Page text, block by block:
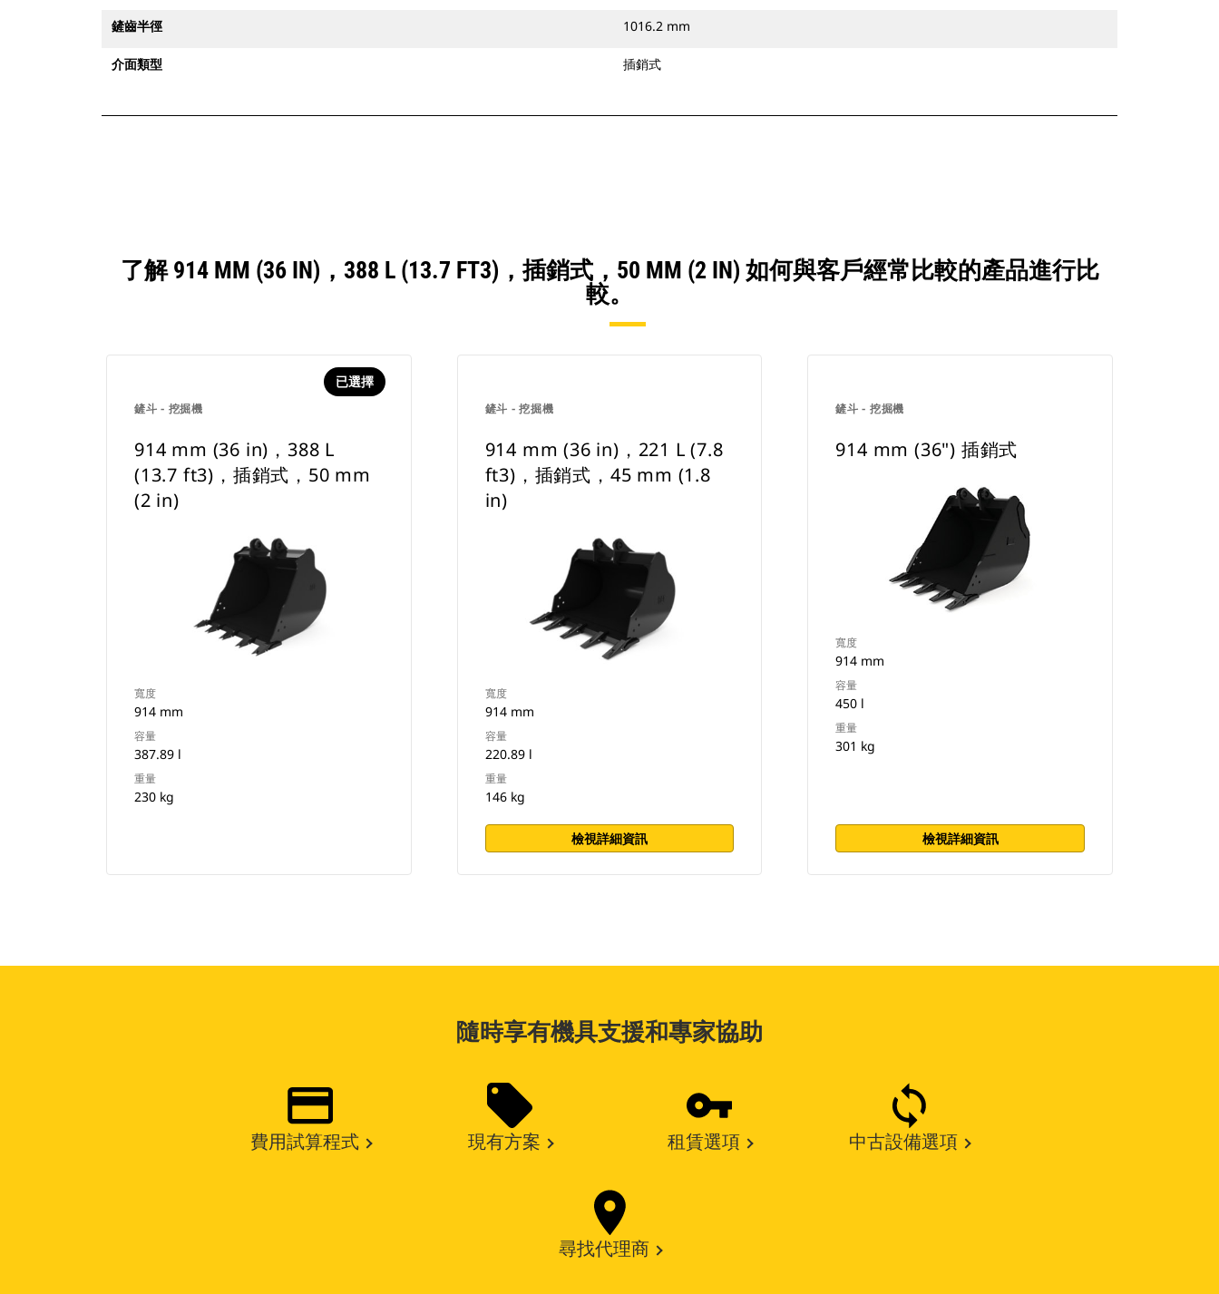
鏟齒半徑 1016.2 mm
介面類型 插銷式
了解 914 MM (36 IN)，388 L (13.7 FT3)，插銷式，50 MM (2 IN) 如何與客戶經常比較的產品進行比
較。
鏟斗 - 挖掘機
已選擇
914 mm (36 in)，388 L
(13.7 ft3)，插銷式，50 mm
(2 in)
寬度
914 mm
容量
387.89 l
重量
230 kg
鏟斗 - 挖掘機
914 mm (36 in)，221 L (7.8
ft3)，插銷式，45 mm (1.8
in)
寬度
914 mm
容量
220.89 l
重量
146 kg
檢視詳細資訊
鏟斗 - 挖掘機
914 mm (36") 插銷式
寬度
914 mm
容量
450 l
重量
301 kg
檢視詳細資訊
隨時享有機具支援和專家協助
費用試算程式 現有方案 租賃選項 中古設備選項
尋找代理商